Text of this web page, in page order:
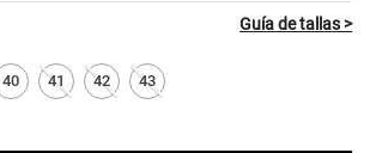
40 41 42 43